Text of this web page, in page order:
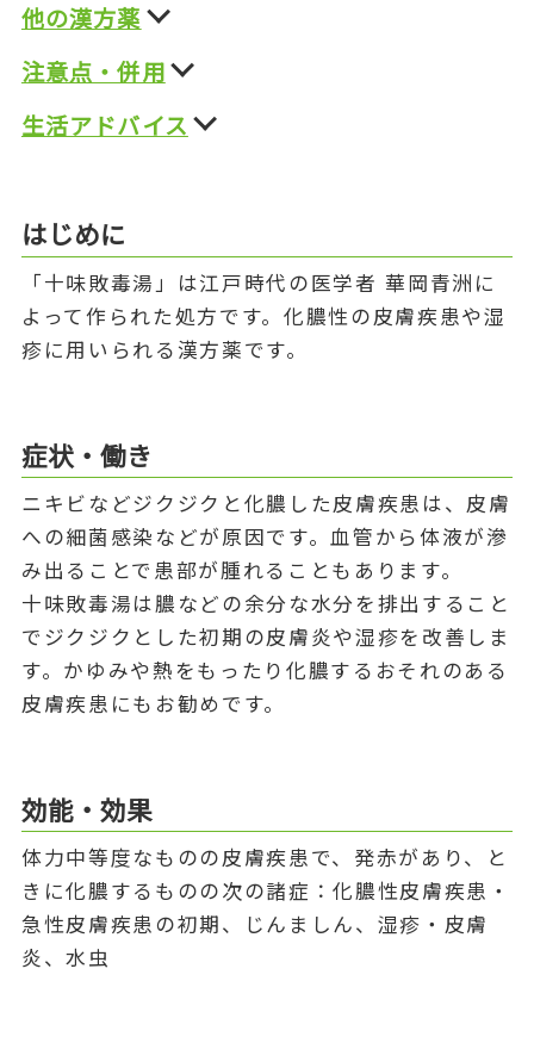
他の漢方薬
注意点・併用
生活アドバイス
はじめに
「十味敗毒湯」は江戸時代の医学者 華岡青洲に
よって作られた処方です。化膿性の皮膚疾患や湿
疹に用いられる漢方薬です。
症状・働き
ニキビなどジクジクと化膿した皮膚疾患は、皮膚
への細菌感染などが原因です。血管から体液が滲
み出ることで患部が腫れることもあります。
十味敗毒湯は膿などの余分な水分を排出すること
でジクジクとした初期の皮膚炎や湿疹を改善しま
す。かゆみや熱をもったり化膿するおそれのある
皮膚疾患にもお勧めです。
効能・効果
体力中等度なものの皮膚疾患で、発赤があり、と
きに化膿するものの次の諸症：化膿性皮膚疾患・
急性皮膚疾患の初期、じんましん、湿疹・皮膚
炎、水虫